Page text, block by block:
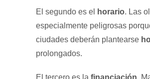
El segundo es el horario. Las
especialmente peligrosas
ciudades deberán plantearse
prolongados.
El tercero es la financiación .